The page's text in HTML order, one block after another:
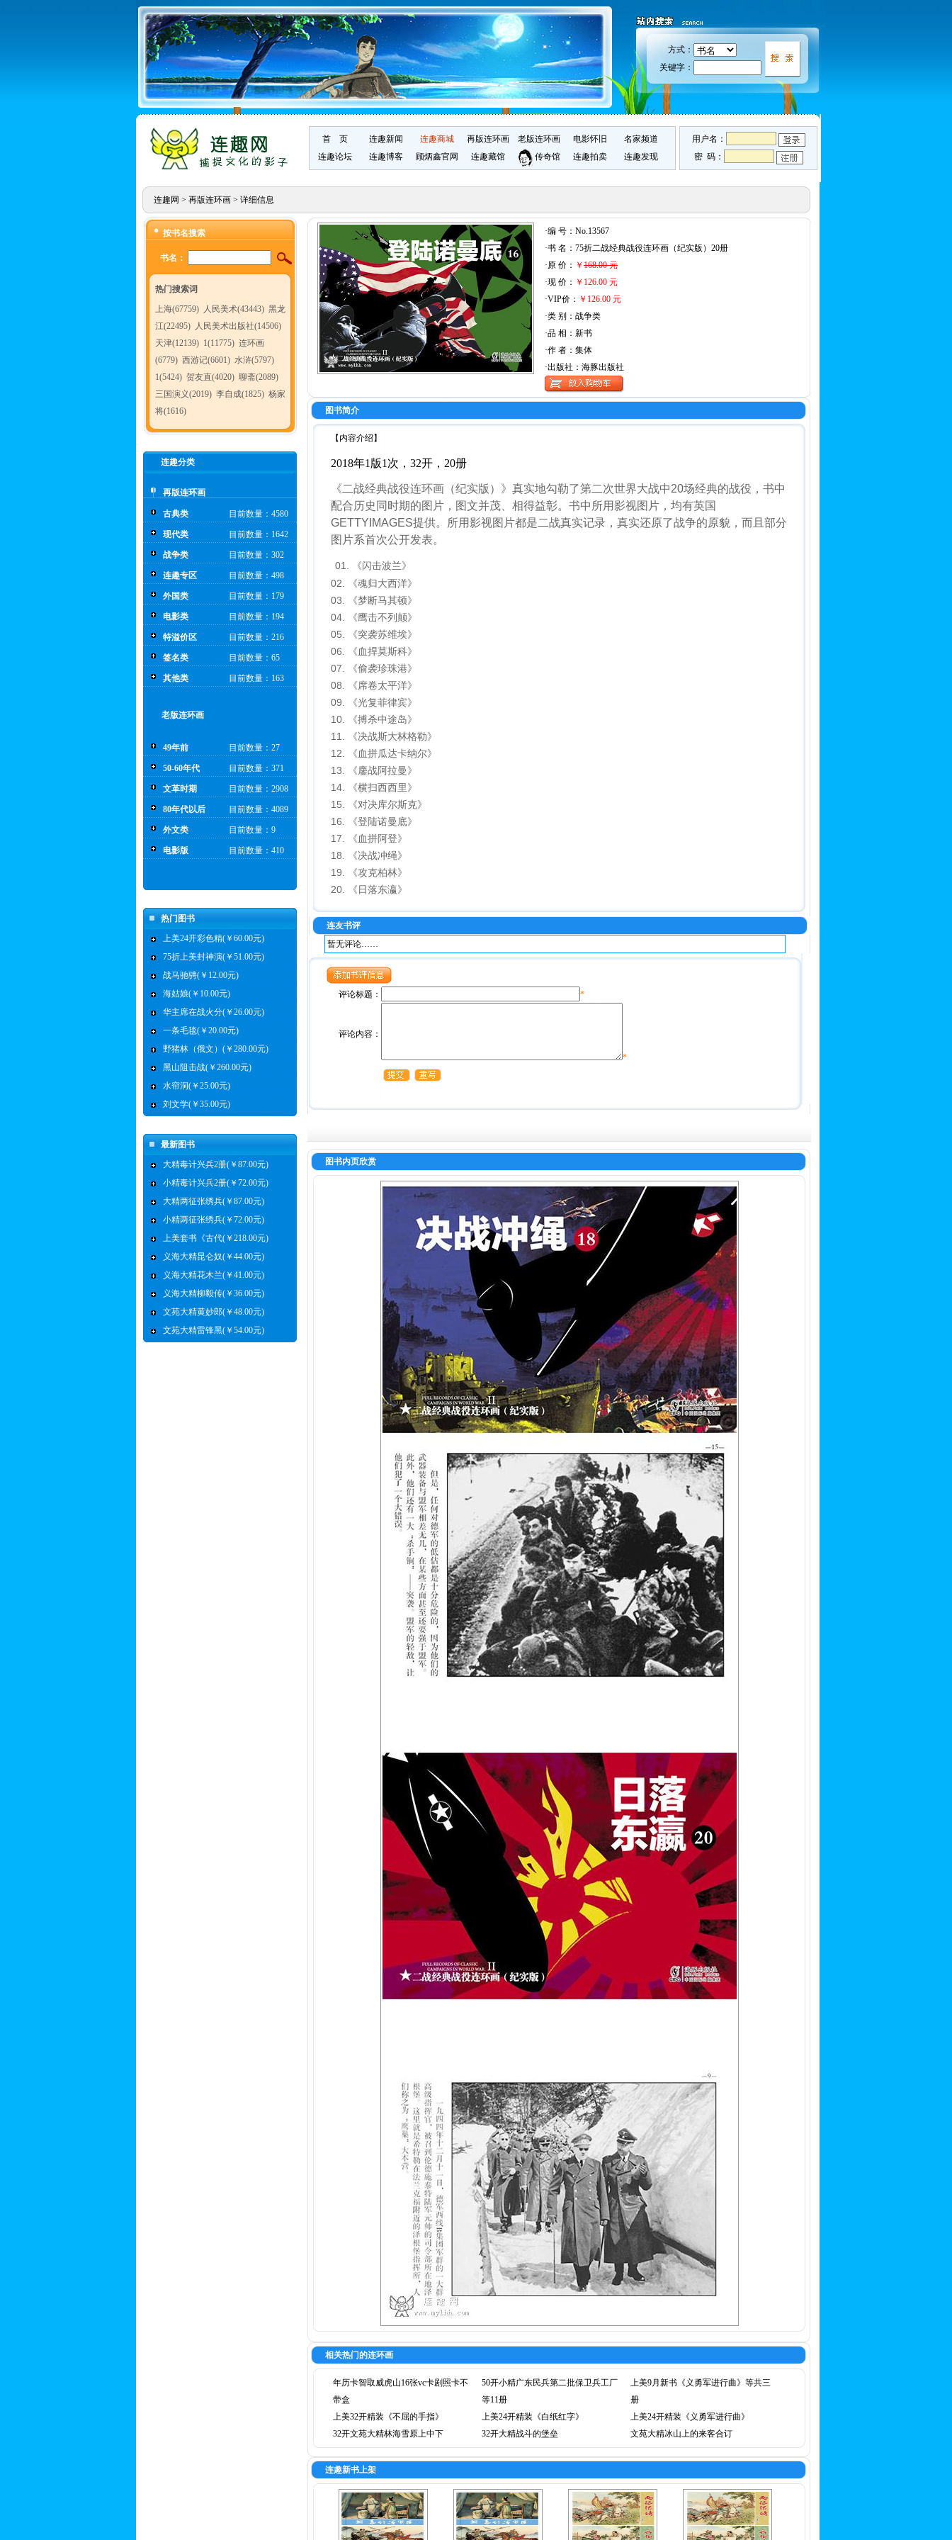
方式：
关键字：
首 页 连趣新闻 连趣商城 再版连环画 老版连环画 电影怀旧
名家频道
连趣论坛
连趣博客 顾炳鑫官网 连趣藏馆 传奇馆 连趣拍卖 连趣发现
用户名：
密 码：
连趣网 > 再版连环画> 详细信息
按书名搜索
书名：
热门搜索词
上海(67759) 人民美术(43443) 黑龙
江(22495) 人民美术出版社(14506)
天津(12139) 1(11775) 连环画
(6779) 西游记(6601) 水浒(5797)
1(5424) 贺友直(4020) 聊斋(2089)
三国演义(2019) 李自成(1825) 杨家
将(1616)
连趣分类
再版连环画
古典类 目前数量：4580
现代类 目前数量：1642
战争类 目前数量：302
连趣专区 目前数量：498
外国类 目前数量：179
电影类 目前数量：194
特溢价区 目前数量：216
签名类 目前数量：65
其他类 目前数量：163
老版连环画
49年前 目前数量：27
50-60年代 目前数量：371
文革时期 目前数量：2908
80年代以后 目前数量：4089
外文类 目前数量：9
电影版 目前数量：410
热门图书
上美24开彩色精(￥60.00元)
75折上美封神演(￥51.00元)
战马驰骋(￥12.00元)
海姑娘(￥10.00元)
华主席在战火分(￥26.00元)
一条毛毯(￥20.00元)
野猪林（俄文）(￥280.00元)
黑山阻击战(￥260.00元)
水帘洞(￥25.00元)
刘文学(￥35.00元)
最新图书
大精毒计兴兵2册(￥87.00元)
小精毒计兴兵2册(￥72.00元)
大精两征张绣兵(￥87.00元)
小精两征张绣兵(￥72.00元)
上美套书《古代(￥218.00元)
义海大精昆仑奴(￥44.00元)
义海大精花木兰(￥41.00元)
义海大精柳毅传(￥36.00元)
文苑大精黄妙郎(￥48.00元)
文苑大精雷锋黑(￥54.00元)
·编 号：No.13567
·书 名：75折二战经典战役连环画（纪实版）20册
·原 价： ￥ 168.00 元
·现 价： ￥126.00 元
·VIP价： ￥126.00 元
·类 别：战争类
·品 相：新书
·作 者：集体
·出版社：海豚出版社
图书简介
【内容介绍】
2018年1版1次，32开，20册
《二战经典战役连环画（纪实版）》真实地勾勒了第二次世界大战中20场经典的战役，书中
配合历史同时期的图片，图文并茂、相得益彰。书中所用影视图片，均有英国
GETTYIMAGES提供。所用影视图片都是二战真实记录，真实还原了战争的原貌，而且部分
图片系首次公开发表。
01. 《闪击波兰》
02. 《魂归大西洋》
03. 《梦断马其顿》
04. 《鹰击不列颠》
05. 《突袭苏维埃》
06. 《血捍莫斯科》
07. 《偷袭珍珠港》
08. 《席卷太平洋》
09. 《光复菲律宾》
10. 《搏杀中途岛》
11. 《决战斯大林格勒》
12. 《血拼瓜达卡纳尔》
13. 《鏖战阿拉曼》
14. 《横扫西西里》
15. 《对决库尔斯克》
16. 《登陆诺曼底》
17. 《血拼阿登》
18. 《决战冲绳》
19. 《攻克柏林》
20. 《日落东瀛》
连友书评
暂无评论……
评论标题： *
评论内容：
*
图书内页欣赏
相关热门的连环画
年历卡智取威虎山16张vc卡剧照卡不
带盒
50开小精广东民兵第二批保卫兵工厂
等11册
上美9月新书《义勇军进行曲》等共三
册
上美32开精装《不屈的手指》
上美24开精装《白纸红字》
上美24开精装《义勇军进行曲》
32开文苑大精林海雪原上中下
32开大精战斗的堡垒 文苑大精冰山上的来客合订
连趣新书上架